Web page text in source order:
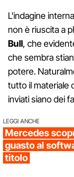
L'indagine
non è riuscita a
Bull, che
che sembra
potere.
tutto il materiale
inviati siano dei
LEGGI ANCHE
Mercedes
guasto al
titolo